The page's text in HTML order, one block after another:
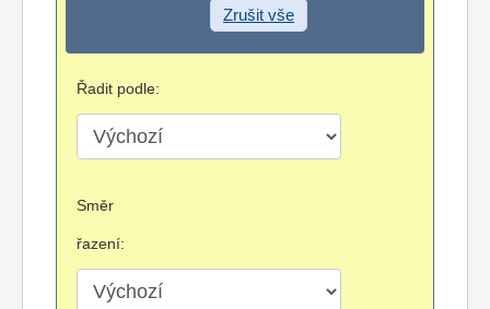
Zrušit vše
Řadit podle:
Směr
řazení: